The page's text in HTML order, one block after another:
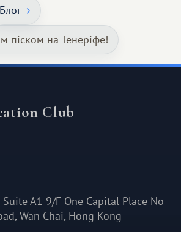
Блог
піском на Тенеріфе!
Club
A1 9/F One Capital Place No
Wan Chai, Hong Kong